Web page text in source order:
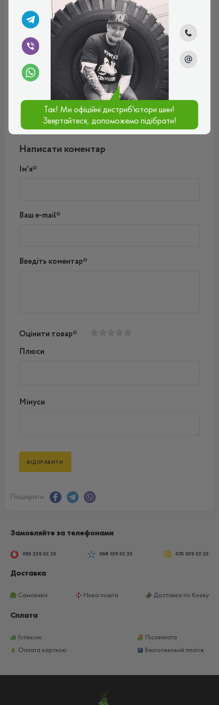
Відгуки (1)
Михайло
Взяв на бус, у дощ тримає дорогу добре, машина не
пливе в калюжах і веде себе передбачувано. Знос
рівномірний, протектор стирається повільно. Так, через
посилений корд трохи жорсткуватий на порожній
машині, зате за вантаж спокійний.
Рейтинг:
(5.0)
03.08.2026, 13:09
Написати коментар
Ім'я*
Ваш e-mail*
Введіть коментар*
Оцінити товар*
Плюси
Мінуси
Поширити:
Замовляйте за телефонами
095 229 52 25 068 139 52 25 073 029 52 25
Доставка
Самовивіз Нова пошта Доставка по Києву
Сплата
Готівкою
Післяплата
Оплата карткою
Безготівковий платіж
Так! Ми офіційні дистриб'ютори шин!
Звертайтеся, допоможемо підібрати!